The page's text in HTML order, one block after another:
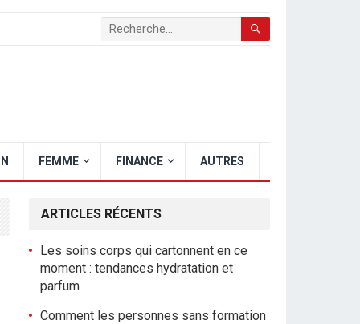
FEMME FINANCE AUTRES
ARTICLES RÉCENTS
Les soins corps qui cartonnent en ce
moment : tendances hydratation et
parfum
Comment les personnes sans formation